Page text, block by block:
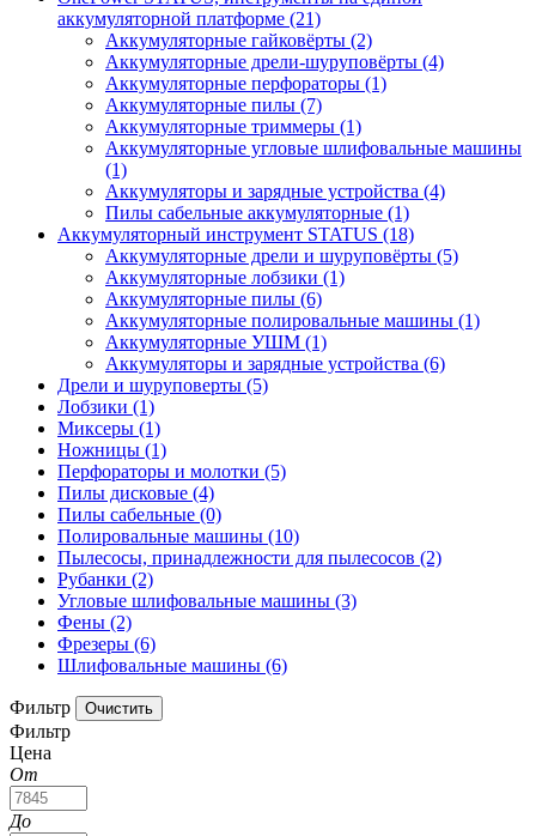
аккумуляторной платформе (21)
Аккумуляторные гайковёрты (2)
Аккумуляторные дрели-шуруповёрты (4)
Аккумуляторные перфораторы (1)
Аккумуляторные пилы (7)
Аккумуляторные триммеры (1)
Аккумуляторные угловые шлифовальные машины
(1)
Аккумуляторы и зарядные устройства (4)
Пилы сабельные аккумуляторные (1)
Аккумуляторный инструмент STATUS (18)
Аккумуляторные дрели и шуруповёрты (5)
Аккумуляторные лобзики (1)
Аккумуляторные пилы (6)
Аккумуляторные полировальные машины (1)
Аккумуляторные УШМ (1)
Аккумуляторы и зарядные устройства (6)
Дрели и шуруповерты (5)
Лобзики (1)
Миксеры (1)
Ножницы (1)
Перфораторы и молотки (5)
Пилы дисковые (4)
Пилы сабельные (0)
Полировальные машины (10)
Пылесосы, принадлежности для пылесосов (2)
Рубанки (2)
Угловые шлифовальные машины (3)
Фены (2)
Фрезеры (6)
Шлифовальные машины (6)
Фильтр
Фильтр
Цена
От
До